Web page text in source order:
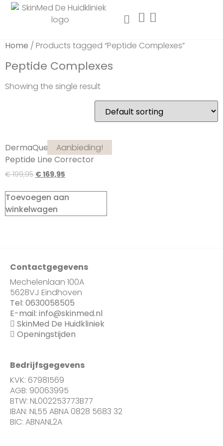
Home / Products tagged “Peptide Complexes”
Peptide Complexes
Showing the single result
Aanbieding!
DermaQuest Advanced
Peptide Line Corrector
€199,95 € 169,95
Toevoegen aan
winkelwagen
Contactgegevens
Mechelenlaan 100A
5628VJ Eindhoven
Tel: 0630058505
E-mail: info@skinmed.nl
SkinMed De Huidkliniek
Openingstijden
Bedrijfsgegevens
KVK: 67981569
AGB: 90063995
BTW: NL002253773B77
IBAN: NL55 ABNA 0828 5683 32
BIC: ABNANL2A